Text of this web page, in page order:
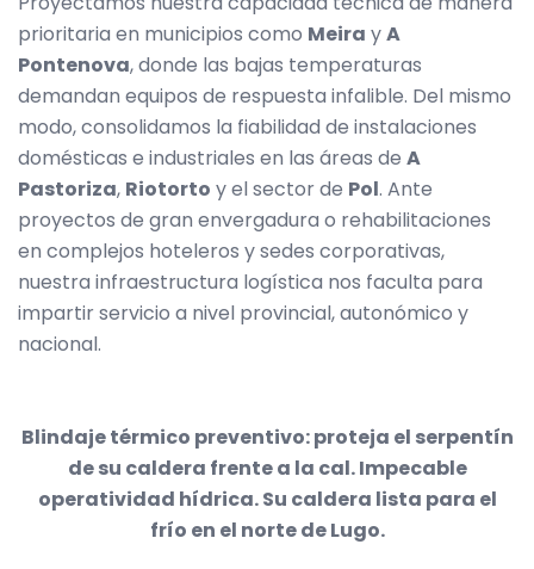
prioritaria en municipios como Meira yA
Pontenova, donde las bajas temperaturas
demandan equipos de respuesta infalible. Del mismo
modo, consolidamos la fiabilidad de instalaciones
domésticas e industriales en las áreas de A
Pastoriza, Riotorto y el sector de Pol. Ante
proyectos de gran envergadura o rehabilitaciones
en complejos hoteleros y sedes corporativas,
nuestra infraestructura logística nos faculta para
impartir servicio a nivel provincial, autonómico y
nacional.
Blindaje térmico preventivo: proteja el serpentín
de su caldera frente a la cal. Impecable
operatividad hídrica. Su caldera lista para el
frío en el norte de Lugo.